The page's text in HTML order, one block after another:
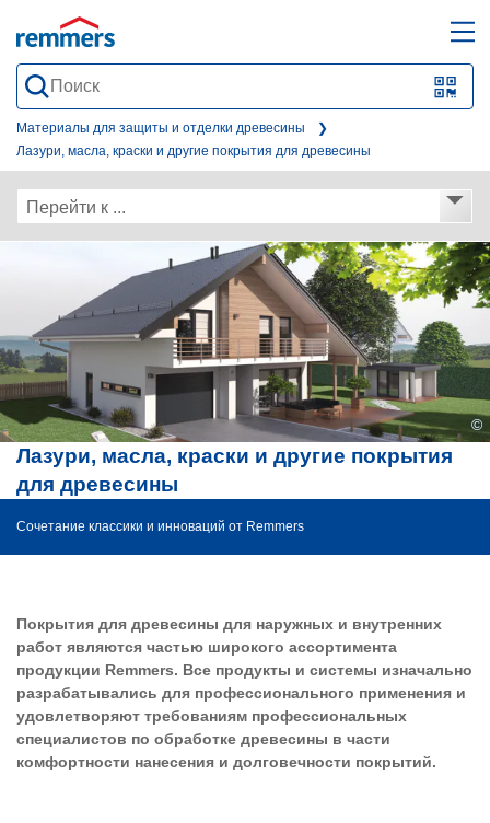
QR-
form
Материалы для защиты и отделки древесины
Лазури, масла, краски и другие покрытия для древесины
Перейти к ...
©
Лазури, масла, краски и другие покрытия
для древесины
Сочетание классики и инноваций от Remmers
Покрытия для древесины для наружных и внутренних
работ являются частью широкого ассортимента
продукции Remmers. Все продукты и системы изначально
разрабатывались для профессионального применения и
удовлетворяют требованиям профессиональных
специалистов по обработке древесины в части
комфортности нанесения и долговечности покрытий.